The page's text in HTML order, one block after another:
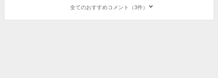
全てのおすすめコメント（3件）